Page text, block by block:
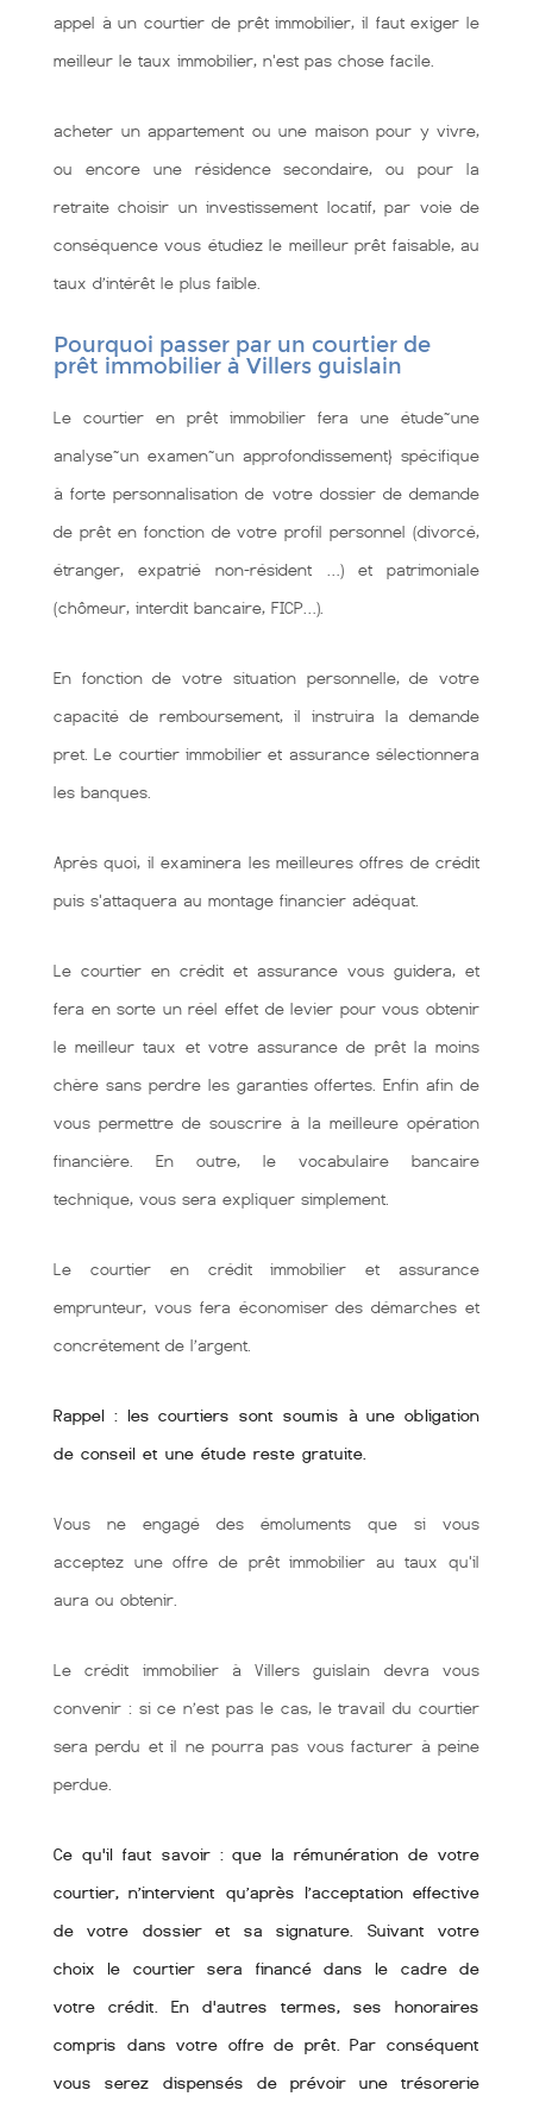
appel à un courtier de prêt immobilier, il faut exiger le
meilleur le taux immobilier, n'est pas chose facile.
acheter un appartement ou une maison pour y vivre,
ou encore une résidence secondaire, ou pour la
retraite choisir un investissement locatif, par voie de
conséquence vous étudiez le meilleur prêt faisable, au
taux d’intérêt le plus faible.
Pourquoi passer par un courtier de
prêt immobilier à Villers guislain
Le courtier en prêt immobilier fera une étude~une
analyse~un examen~un approfondissement} spécifique
à forte personnalisation de votre dossier de demande
de prêt en fonction de votre profil personnel (divorcé,
étranger, expatrié non-résident …) et patrimoniale
(chômeur, interdit bancaire, FICP…).
En fonction de votre situation personnelle, de votre
capacité de remboursement, il instruira la demande
pret. Le courtier immobilier et assurance sélectionnera
les banques.
Après quoi, il examinera les meilleures offres de crédit
puis s'attaquera au montage financier adéquat.
Le courtier en crédit et assurance vous guidera, et
fera en sorte un réel effet de levier pour vous obtenir
le meilleur taux et votre assurance de prêt la moins
chère sans perdre les garanties offertes. Enfin afin de
vous permettre de souscrire à la meilleure opération
financière. En outre, le vocabulaire bancaire
technique, vous sera expliquer simplement.
Le courtier en crédit immobilier et assurance
emprunteur, vous fera économiser des démarches et
concrétement de l’argent.
Rappel : les courtiers sont soumis à une obligation
de conseil et une étude reste gratuite.
Vous ne engagé des émoluments que si vous
acceptez une offre de prêt immobilier au taux qu'il
aura ou obtenir.
Le crédit immobilier à Villers guislain devra vous
convenir : si ce n’est pas le cas, le travail du courtier
sera perdu et il ne pourra pas vous facturer à peine
perdue.
Ce qu'il faut savoir : que la rémunération de votre
courtier, n’intervient qu’après l’acceptation effective
de votre dossier et sa signature. Suivant votre
choix le courtier sera financé dans le cadre de
votre crédit. En d'autres termes, ses honoraires
compris dans votre offre de prêt. Par conséquent
vous serez dispensés de prévoir une trésorerie